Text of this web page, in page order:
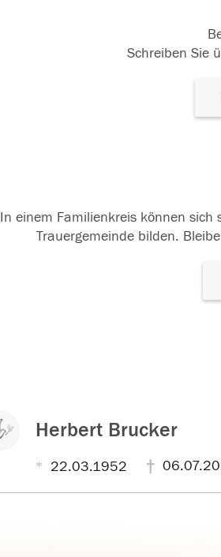
Schreiben Sie
In einem Familienkreis können
Trauergemeinde bilden.
Herbert Brucker
22.03.1952